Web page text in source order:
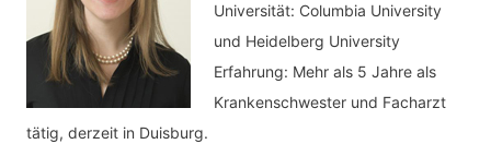
Universität: Columbia University
und Heidelberg University
Erfahrung: Mehr als 5 Jahre als
Krankenschwester und Facharzt
tätig, derzeit in Duisburg.